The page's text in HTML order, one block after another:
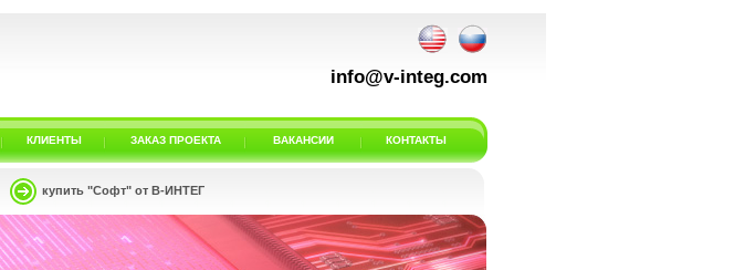
info@v-integ.com
КЛИЕНТЫ ЗАКАЗ ПРОЕКТА ВАКАНСИИ КОНТАКТЫ
купить "Софт" от В-ИНТЕГ